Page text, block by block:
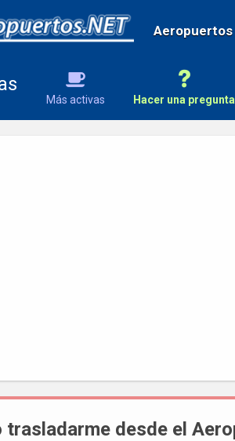
Aeropuertos
Más activas Hacer una pregunta
trasladarme desde el